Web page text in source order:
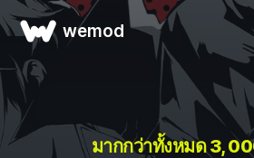
wemod
มากกว่าทั้งหมด 3,